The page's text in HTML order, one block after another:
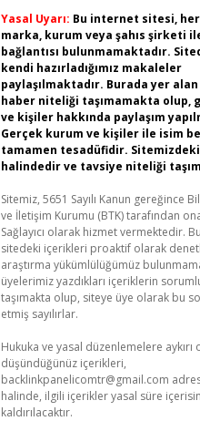
Yasal Uyarı: Bu internet sitesi,
marka, kurum veya şahıs şirketi
bağlantısı bulunmamaktadır.
kendi hazırladığımız makaleler
paylaşılmaktadır. Burada yer
haber niteliği taşımamakta olup,
ve kişiler hakkında paylaşım
Gerçek kurum ve kişiler ile isim
tamamen tesadüfidir.
halindedir ve tavsiye niteliği
Sitemiz, 5651 Sayılı Kanun gereğince
ve İletişim Kurumu (BTK) tarafından
Sağlayıcı olarak hizmet vermektedir.
sitedeki içerikleri proaktif olarak
araştırma yükümlülüğümüz
üyelerimiz yazdıkları içeriklerin
taşımakta olup, siteye üye olarak bu
etmiş sayılırlar.
Hukuka ve yasal düzenlemelere aykırı
düşündüğünüz içerikleri,
backlinkpanelicomtr@gmail.com
halinde, ilgili içerikler yasal süre
kaldırılacaktır.